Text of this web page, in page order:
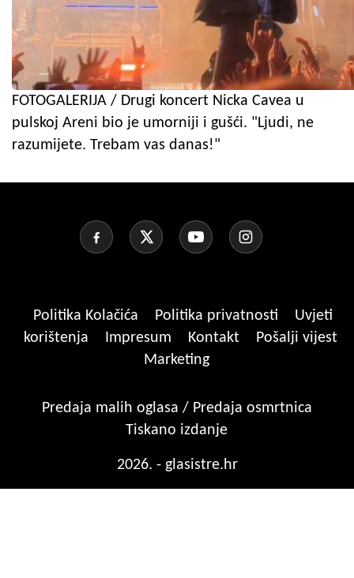
FOTOGALERIJA / Drugi koncert Nicka Cavea u
pulskoj Areni bio je umorniji i gušći. "Ljudi, ne
razumijete. Trebam vas danas!"
Politika Kolačića Politika privatnosti
Uvjeti
korištenja
Impresum Kontakt
Pošalji vijest
Marketing
Predaja malih oglasa / Predaja osmrtnica
Tiskano izdanje
2026. - glasistre.hr